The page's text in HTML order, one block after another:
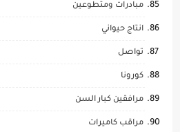
مبادرات ومتطوعين
انتاج حيواني
تواصل
كورونا
مرافقين كبار السن
مراقب كاميرات